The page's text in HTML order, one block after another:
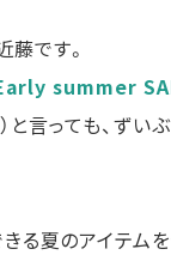
藤です。
summer
言っても、ずい
る夏のアイテム